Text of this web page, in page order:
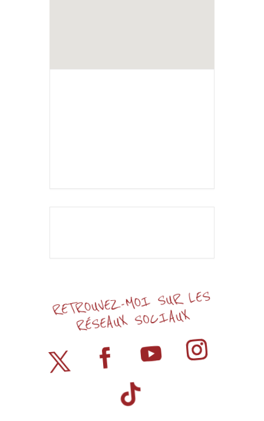
RETROUVEZ-MOI SUR LES
RÉSEAUX SOCIAUX